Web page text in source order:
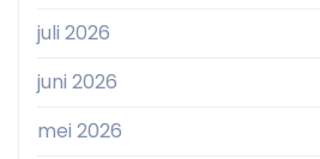
juli 2026
juni 2026
mei 2026